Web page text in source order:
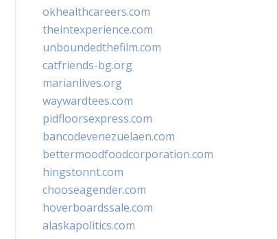
okhealthcareers.com
theintexperience.com
unboundedthefilm.com
catfriends-bg.org
marianlives.org
waywardtees.com
pidfloorsexpress.com
bancodevenezuelaen.com
bettermoodfoodcorporation.com
hingstonnt.com
chooseagender.com
hoverboardssale.com
alaskapolitics.com